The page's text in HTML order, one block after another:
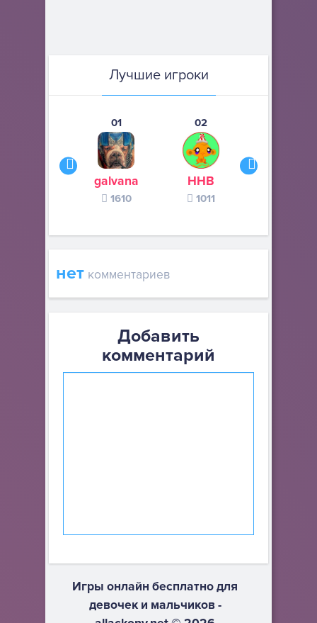
Лучшие игроки
01
galvana
1610
02
ННВ
1011
нет комментариев
Добавить
комментарий
Игры онлайн бесплатно для
девочек и мальчиков -